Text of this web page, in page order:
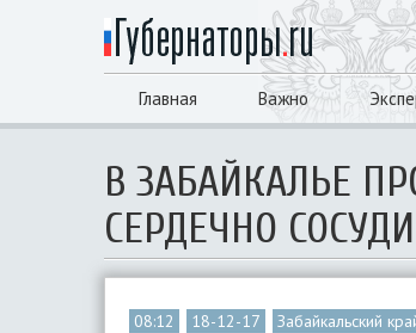
Главная Важно
В ЗАБАЙКАЛЬЕ
СЕРДЕЧНО
08:12 18-12-17
Забайкальский